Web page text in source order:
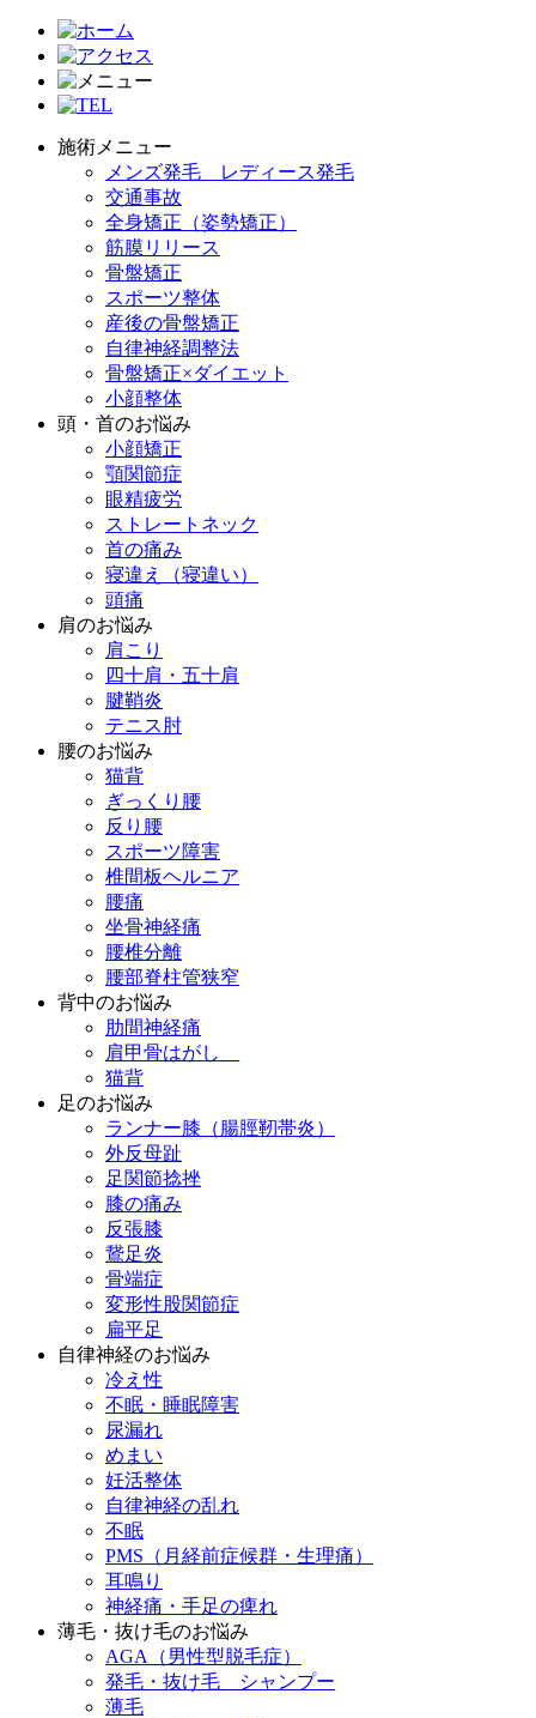
施術メニュー
メンズ発毛 レディース発毛
交通事故
全身矯正（姿勢矯正）
筋膜リリース
骨盤矯正
スポーツ整体
産後の骨盤矯正
自律神経調整法
骨盤矯正×ダイエット
小顔整体
頭・首のお悩み
小顔矯正
顎関節症
眼精疲労
ストレートネック
首の痛み
寝違え（寝違い）
頭痛
肩のお悩み
肩こり
四十肩・五十肩
腱鞘炎
テニス肘
腰のお悩み
猫背
ぎっくり腰
反り腰
スポーツ障害
椎間板ヘルニア
腰痛
坐骨神経痛
腰椎分離
腰部脊柱管狭窄
背中のお悩み
肋間神経痛
肩甲骨はがし
猫背
足のお悩み
ランナー膝（腸脛靭帯炎）
外反母趾
足関節捻挫
膝の痛み
反張膝
鵞足炎
骨端症
変形性股関節症
扁平足
自律神経のお悩み
冷え性
不眠・睡眠障害
尿漏れ
めまい
妊活整体
自律神経の乱れ
不眠
PMS（月経前症候群・生理痛）
耳鳴り
神経痛・手足の痺れ
薄毛・抜け毛のお悩み
AGA（男性型脱毛症）
発毛・抜け毛 シャンプー
薄毛